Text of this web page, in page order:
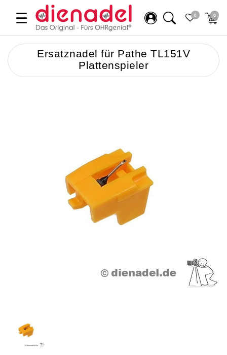
☰ 0 0
Ersatznadel für Pathe TL151V
Plattenspieler